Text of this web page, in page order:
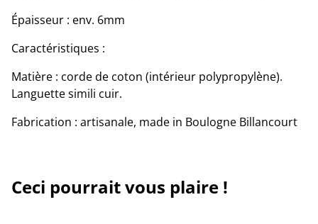
Épaisseur : env. 6mm
Caractéristiques :
Matière : corde de coton (intérieur polypropylène).
Languette simili cuir.
Fabrication : artisanale, made in Boulogne Billancourt
Ceci pourrait vous plaire !